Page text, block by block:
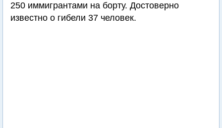
250 иммигрантами на борту. Достоверно
известно о гибели 37 человек.